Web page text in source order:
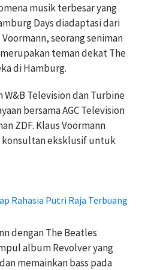
musik terbesar yang
Days diadaptasi dari
seorang seniman
teman dekat The
di Hamburg.
Television dan Turbine
bersama AGC Television
ZDF. Klaus Voormann
konsultan eksklusif untuk
Rahasia Putri Raja Terbuang
dengan The Beatles
album Revolver yang
memainkan bass pada